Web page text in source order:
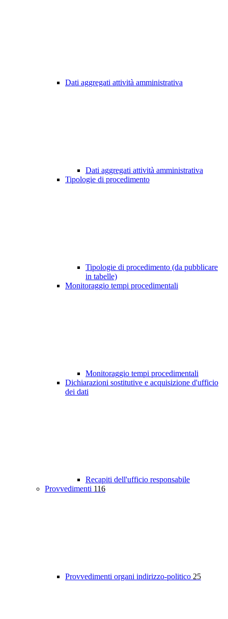
Dati aggregati attività amministrativa
Dati aggregati attività amministrativa
Tipologie di procedimento
Tipologie di procedimento (da pubblicare
in tabelle)
Monitoraggio tempi procedimentali
Monitoraggio tempi procedimentali
Dichiarazioni sostitutive e acquisizione d'ufficio
dei dati
Recapiti dell'ufficio responsabile
Provvedimenti 116
Provvedimenti organi indirizzo-politico 25